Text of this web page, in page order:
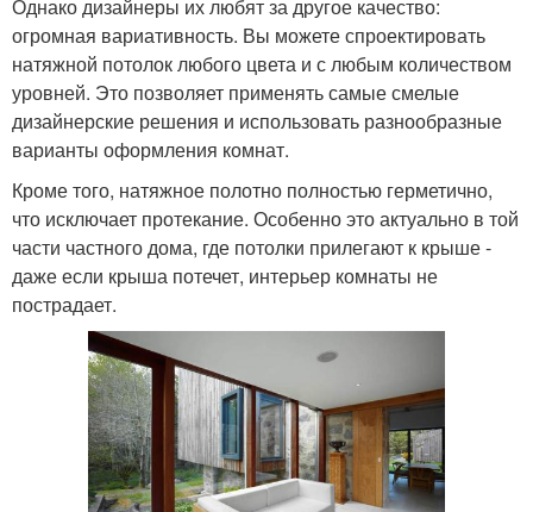
Однако дизайнеры их любят за другое качество:
огромная вариативность. Вы можете спроектировать
натяжной потолок любого цвета и с любым количеством
уровней. Это позволяет применять самые смелые
дизайнерские решения и использовать разнообразные
варианты оформления комнат.
Кроме того, натяжное полотно полностью герметично,
что исключает протекание. Особенно это актуально в той
части частного дома, где потолки прилегают к крыше -
даже если крыша потечет, интерьер комнаты не
пострадает.